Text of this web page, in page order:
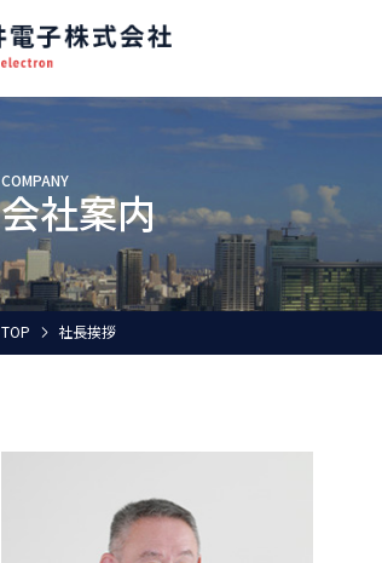
COMPANY
会社案内
TOP 社長挨拶